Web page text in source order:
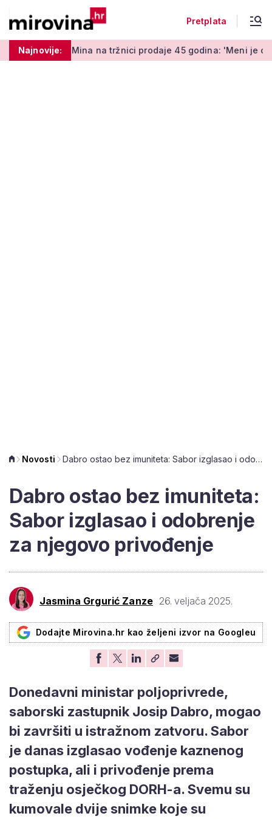
Pretplata
Najnovije:
na tržnici prodaje 45 godina: 'Meni je ovo zabava i
Novosti Dabro ostao bez imuniteta: Sabor izglasao i odobrenje za njegovo privođenje
Dabro ostao bez imuniteta:
Sabor izglasao i odobrenje
za njegovo privođenje
Jasmina Grgurić Zanze 26. veljača 2025.
Dodajte Mirovina.hr kao željeni izvor na Googleu
Donedavni ministar poljoprivrede,
saborski zastupnik Josip Dabro, mogao
bi završiti u istražnom zatvoru. Sabor
je danas izglasao vođenje kaznenog
postupka, ali i privođenje prema
traženju osječkog DORH-a. Svemu su
kumovale dvije snimke koje su